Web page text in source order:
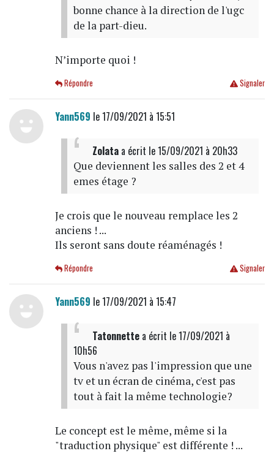
bonne chance à la direction de l'ugc
de la part-dieu.
N’importe quoi !
Signaler
Répondre
Yann569 le 17/09/2021 à 15:51
Zolataa écrit le 15/09/2021 à 20h33
Que deviennent les salles des 2 et 4
emes étage ?
Je crois que le nouveau remplace les 2
anciens ! ...
Ils seront sans doute réaménagés !
Signaler
Répondre
Yann569 le 17/09/2021 à 15:47
Tatonnettea écrit le 17/09/2021 à
10h56
Vous n'avez pas l'impression que une
tv et un écran de cinéma, c'est pas
tout à fait la même technologie?
Le concept est le même, même si la
"traduction physique" est différente ! ...